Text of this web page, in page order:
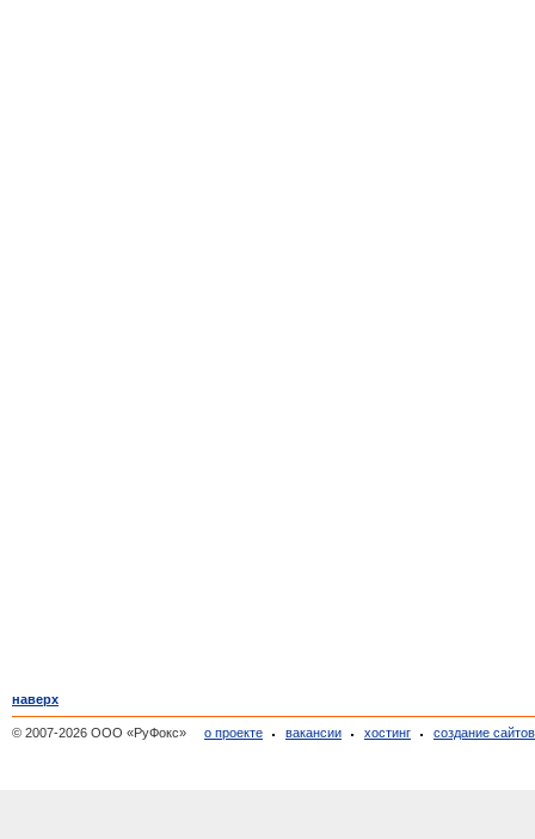
наверх
© 2007-2026 ООО «РуФокс» о проекте вакансии хостинг создание сайтов